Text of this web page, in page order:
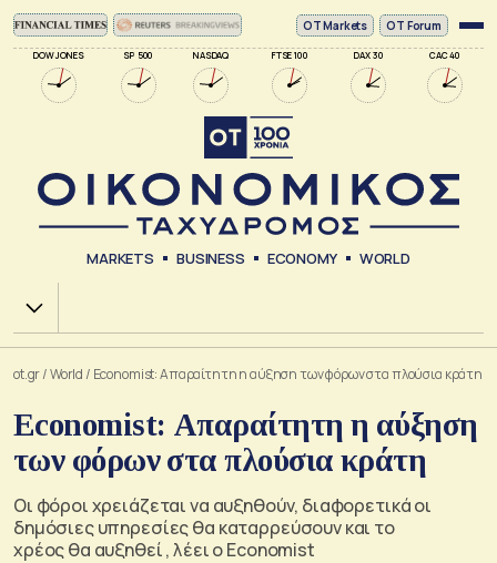
DOW JONES SP 500 NASDAQ FTSE 100 DAX 30 CAC 40
ΟΤ Markets OT Forum
MARKETS BUSINESS ECONOMY WORLD
Χ.Α.
ot.gr/World / Economist: Απαραίτητη η αύξηση των φόρων στα πλούσια κράτη
Economist: Απαραίτητη η αύξηση
των φόρων στα πλούσια κράτη
Οι φόροι χρειάζεται να αυξηθούν, διαφορετικά οι
δημόσιες υπηρεσίες θα καταρρεύσουν και το
χρέος θα αυξηθεί , λέει ο Economist